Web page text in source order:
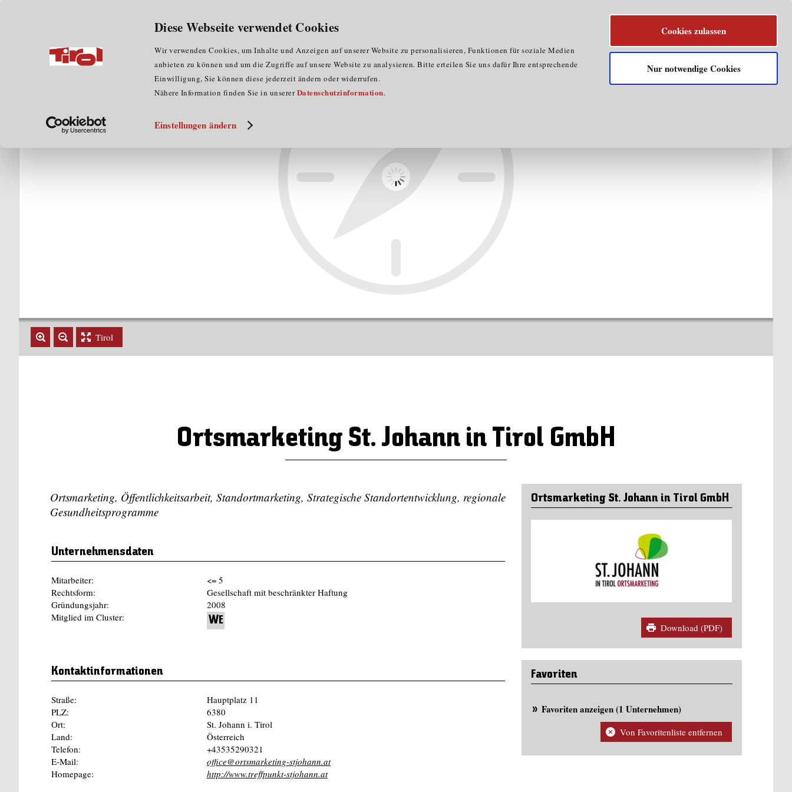
Diese Webseite verwendet Cookies
Wir verwenden Cookies, um Inhalte und Anzeigen auf unserer Website zu personalisieren, Funktionen für soziale Medien
anbieten zu können und um die Zugriffe auf unsere Website zu analysieren. Bitte erteilen Sie uns dafür Ihre entsprechende
Einwilligung, Sie können diese jederzeit ändern oder widerrufen.
Nähere Information finden Sie in unsererDatenschutzinformation.
Einstellungen ändern
Cookies zulassen
Nur notwendige Cookies
Home für Clustermitglieder
Tirol
Ortsmarketing St. Johann in Tirol GmbH
Ortsmarketing St. Johann in Tirol GmbH
Download (PDF)
Favoriten
Favoriten anzeigen (1 Unternehmen)
Von Favoritenliste entfernen
Ortsmarketing, Öffentlichkeitsarbeit, Standortmarketing, Strategische Standortentwicklung, regionale
Gesundheitsprogramme
Unternehmensdaten
Mitarbeiter:
<= 5
Rechtsform:
Gesellschaft mit beschränkter Haftung
Gründungsjahr:
2008
Mitglied im Cluster:
WE
Kontaktinformationen
Straße:
Hauptplatz 11
PLZ:
6380
Ort:
St. Johann i. Tirol
Land:
Österreich
Telefon:
+43535290321
E-Mail:
office@ortsmarketing-stjohann.at
Homepage:
http://www.treffpunkt-stjohann.at